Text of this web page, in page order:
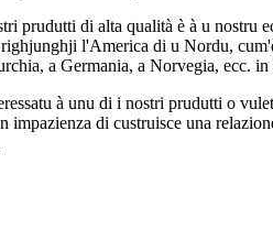
prudutti di alta qualità è à u nostru
l'America di u Nordu,
a Germania, a Norvegia, ecc.
à unu di i nostri prudutti o
impazienza di custruisce una